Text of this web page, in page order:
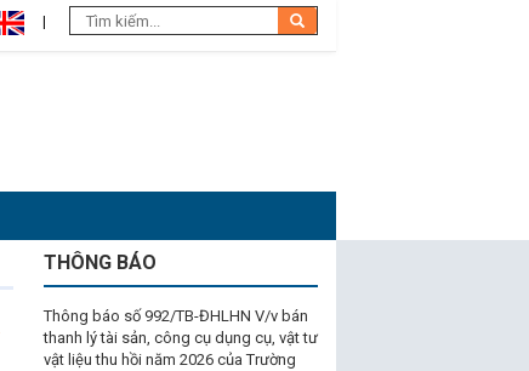
THÔNG BÁO
Thông báo số 992/TB-ĐHLHN V/v bán
thanh lý tài sản, công cụ dụng cụ, vật tư
vật liệu thu hồi năm 2026 của Trường